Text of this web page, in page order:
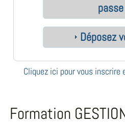
Déposez
Cliquez ici pour vous inscrire
Formation